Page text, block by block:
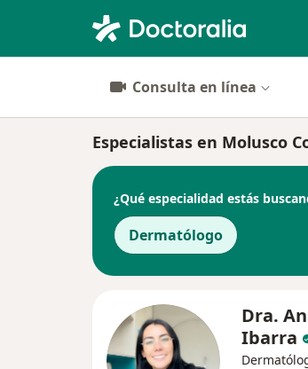
Consulta en línea
Especialistas en Molusco
¿Qué especialidad estás
Dermatólogo
Dra.
Ibarra